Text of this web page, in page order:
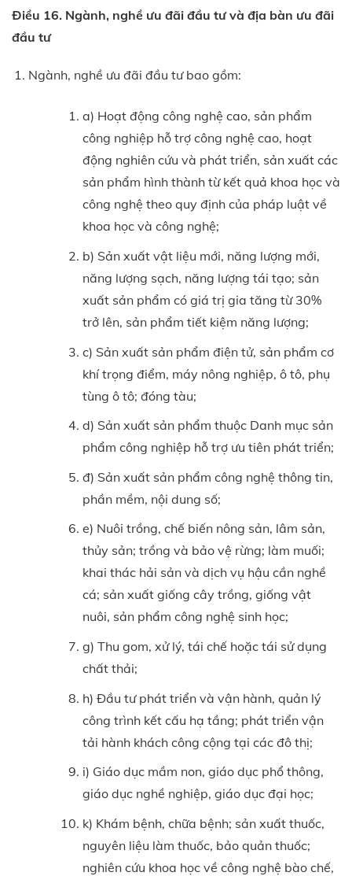
Điều 16. Ngành, nghề ưu đãi đầu tư và địa bàn ưu đãi
đầu tư
Ngành, nghề ưu đãi đầu tư bao gồm:
a) Hoạt động công nghệ cao, sản phẩm
công nghiệp hỗ trợ công nghệ cao, hoạt
động nghiên cứu và phát triển, sản xuất các
sản phẩm hình thành từ kết quả khoa học và
công nghệ theo quy định của pháp luật về
khoa học và công nghệ;
b) Sản xuất vật liệu mới, năng lượng mới,
năng lượng sạch, năng lượng tái tạo; sản
xuất sản phẩm có giá trị gia tăng từ 30%
trở lên, sản phẩm tiết kiệm năng lượng;
c) Sản xuất sản phẩm điện tử, sản phẩm cơ
khí trọng điểm, máy nông nghiệp, ô tô, phụ
tùng ô tô; đóng tàu;
d) Sản xuất sản phẩm thuộc Danh mục sản
phẩm công nghiệp hỗ trợ ưu tiên phát triển;
đ) Sản xuất sản phẩm công nghệ thông tin,
phần mềm, nội dung số;
e) Nuôi trồng, chế biến nông sản, lâm sản,
thủy sản; trồng và bảo vệ rừng; làm muối;
khai thác hải sản và dịch vụ hậu cần nghề
cá; sản xuất giống cây trồng, giống vật
nuôi, sản phẩm công nghệ sinh học;
g) Thu gom, xử lý, tái chế hoặc tái sử dụng
chất thải;
h) Đầu tư phát triển và vận hành, quản lý
công trình kết cấu hạ tầng; phát triển vận
tải hành khách công cộng tại các đô thị;
i) Giáo dục mầm non, giáo dục phổ thông,
giáo dục nghề nghiệp, giáo dục đại học;
k) Khám bệnh, chữa bệnh; sản xuất thuốc,
nguyên liệu làm thuốc, bảo quản thuốc;
nghiên cứu khoa học về công nghệ bào chế,